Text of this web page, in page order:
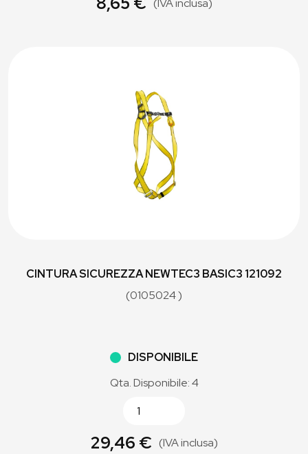
(IVA inclusa)
CINTURA SICUREZZA NEWTEC3 BASIC3 121092
(0105024 )
DISPONIBILE
Qta. Disponibile: 4
29,46 € (IVA inclusa)